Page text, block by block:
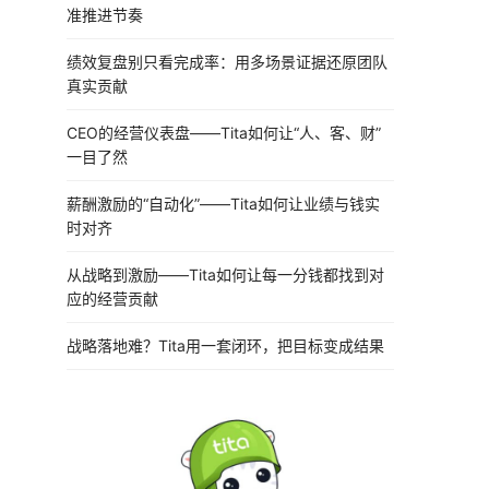
准推进节奏
绩效复盘别只看完成率：用多场景证据还原团队
真实贡献
CEO的经营仪表盘——Tita如何让“人、客、财”
一目了然
薪酬激励的“自动化”——Tita如何让业绩与钱实
时对齐
从战略到激励——Tita如何让每一分钱都找到对
应的经营贡献
战略落地难？Tita用一套闭环，把目标变成结果